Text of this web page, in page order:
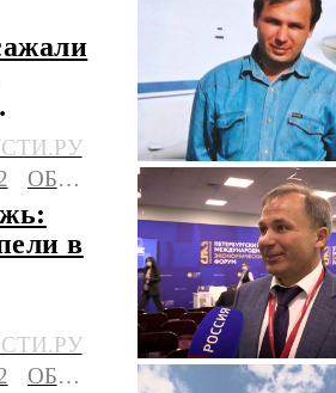
ОБЩЕСТВО
в
ОБЩЕСТВО